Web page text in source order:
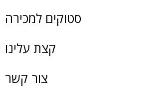
סטוקים למכירה
קצת עלינו
צור קשר